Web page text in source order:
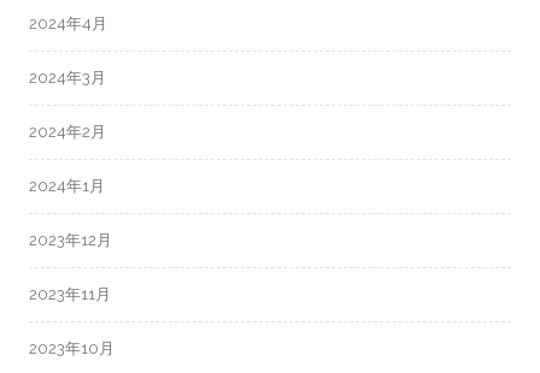
2024年4月
2024年3月
2024年2月
2024年1月
2023年12月
2023年11月
2023年10月